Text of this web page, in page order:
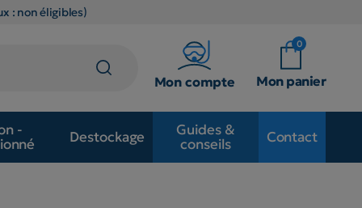
: non éligibles)
Mon compte
0
Mon panier
-
Destockage
Guides &
conseils
Contact